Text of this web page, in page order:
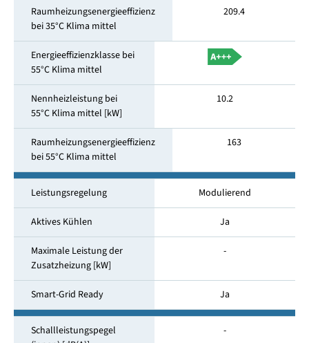
Raumheizungsenergieeffizienz
bei 35°C Klima mittel
209.4
Energieeffizienzklasse bei
55°C Klima mittel
Nennheizleistung bei
55°C Klima mittel [kW]
10.2
Raumheizungsenergieeffizienz
bei 55°C Klima mittel
163
Leistungsregelung Modulierend
Aktives Kühlen Ja
Maximale Leistung der
Zusatzheizung [kW]
-
Smart-Grid Ready Ja
Schallleistungspegel
-